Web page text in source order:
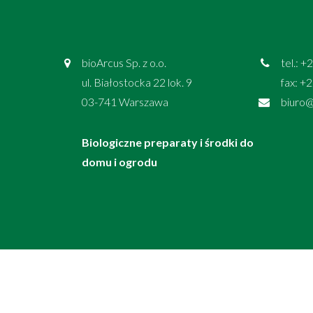
bioArcus Sp. z o.o.
ul. Białostocka 22 lok. 9
03-741 Warszawa
Biologiczne preparaty i środki do
domu i ogrodu
tel.:
fax: